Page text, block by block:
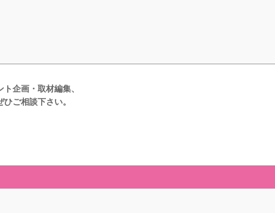
企画・取材編集、
ご相談下さい。